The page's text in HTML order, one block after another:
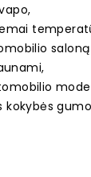
kokybės